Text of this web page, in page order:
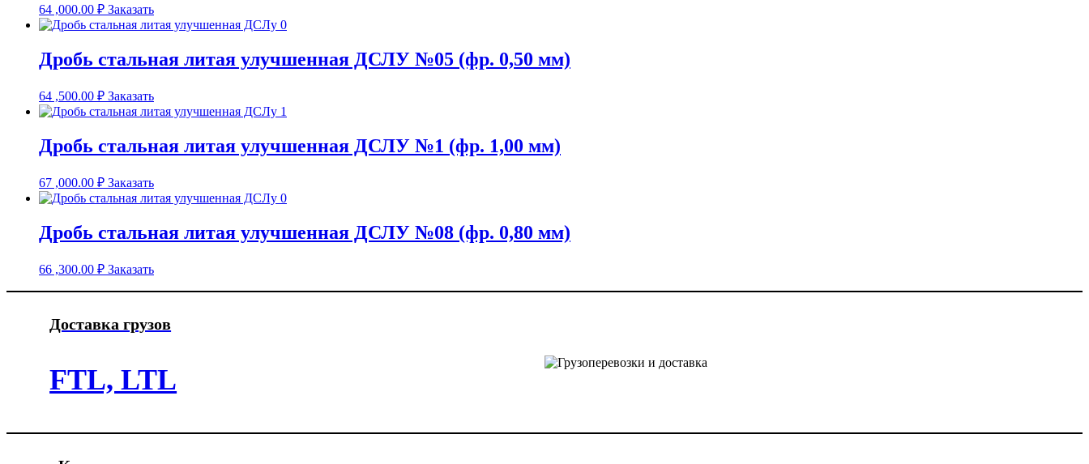
64 ,000.00 ₽ Заказать
Дробь стальная литая улучшенная ДСЛУ №05 (фр. 0,50 мм)
64 ,500.00 ₽ Заказать
Дробь стальная литая улучшенная ДСЛУ №1 (фр. 1,00 мм)
67 ,000.00 ₽ Заказать
Дробь стальная литая улучшенная ДСЛУ №08 (фр. 0,80 мм)
66 ,300.00 ₽ Заказать
Доставка грузов
FTL, LTL